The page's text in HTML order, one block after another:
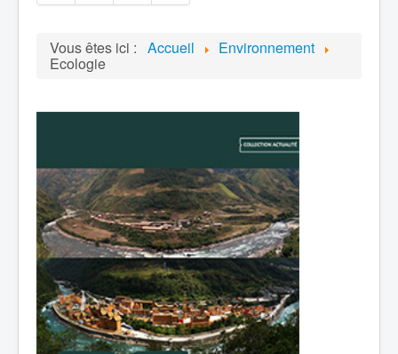
Vous êtes ici : Accueil Environnement
Ecologie